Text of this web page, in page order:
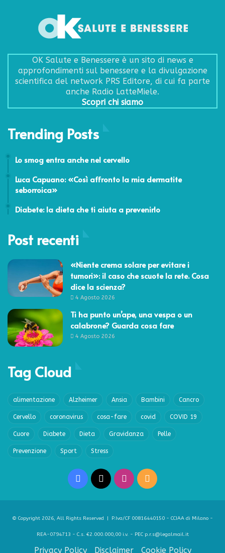
OK Salute e Benessere è un sito di news e
approfondimenti sul benessere e la divulgazione
scientifica del network PRS Editore, di cui fa parte
anche Radio LatteMiele.
Scopri chi siamo
Trending Posts
Lo smog entra anche nel cervello
Luca Capuano: «Così affronto la mia dermatite
seborroica»
Diabete: la dieta che ti aiuta a prevenirlo
Post recenti
«Niente crema solare per evitare i
tumori»: il caso che scuote la rete. Cosa
dice la scienza?
4 Agosto 2026
Ti ha punto un’ape, una vespa o un
calabrone? Guarda cosa fare
4 Agosto 2026
Tag Cloud
alimentazione Alzheimer Ansia Bambini Cancro
Cervello coronavirus cosa-fare covid COVID 19
Cuore Diabete Dieta Gravidanza Pelle
Prevenzione Sport Stress
Facebook Instagram
RSS
© Copyright 2026, All Rights Reserved | P.Iva/CF 00816440150 - CCIAA di Milano -
REA-0794713 - C.s. €2.000.000,00 i.v. - PEC p.r.s@legalmail.it
Privacy Policy Disclaimer Cookie Policy